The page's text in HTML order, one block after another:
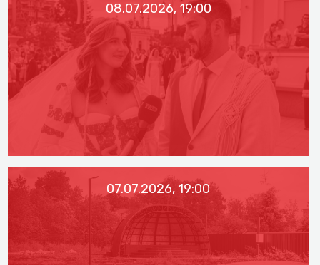
08.07.2026, 19:00
07.07.2026, 19:00